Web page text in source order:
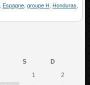
Espagne groupe H Honduras
S D
1
2